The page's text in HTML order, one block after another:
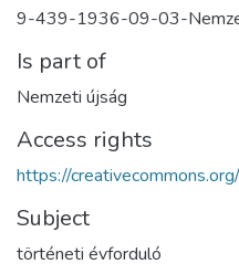
9-439-1936-09-03-
Is part of
Nemzeti újság
Access rights
https://
Subject
történeti évforduló